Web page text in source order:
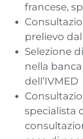
francese,
prelievo
Selezione
nella
dell’IVMED
specialista